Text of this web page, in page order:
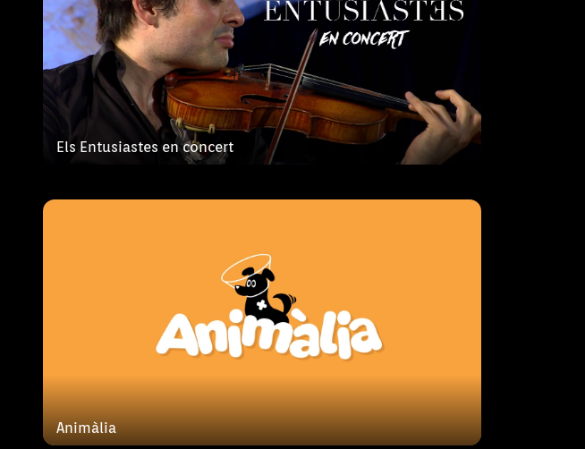
Els Entusiastes en concert
Animàlia
Animàlia
ANIMÀLIA, el nou programa sobre el regne animal i els
animals de companyia de les Illes Balears. Una
comunitat autònoma on hi ha censats més de mig milió
Uau ka kau
"Uau Ka Kau”, un programa que convida els infants
d'entre tres i sis anys a descobrir el món a través de la
música. Els actors balears Victòria Maldi, Enka Alonso,